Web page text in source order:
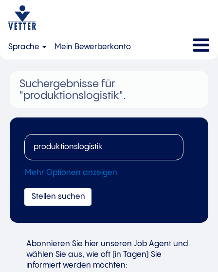
Sprache Mein Bewerberkonto
Suchergebnisse für
"produktionslogistik".
Mehr Optionen anzeigen
Abonnieren Sie hier unseren Job Agent und
wählen Sie aus, wie oft (in Tagen) Sie
informiert werden möchten: